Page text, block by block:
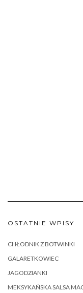
OSTATNIE WPISY
CHŁODNIK Z BOTWINKI
GALARETKOWIEC
JAGODZIANKI
MEKSYKAŃSKA SALSA